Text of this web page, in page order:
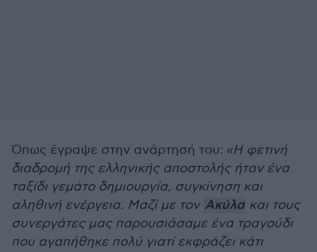
Όπως έγραψε στην ανάρτησή του: «Η φετινή
διαδρομή της ελληνικής αποστολής ήταν ένα
ταξίδι γεμάτο δημιουργία, συγκίνηση και
αληθινή ενέργεια. Μαζί με τον Ακύλα και τους
συνεργάτες μας παρουσιάσαμε ένα τραγούδι
που αγαπήθηκε πολύ γιατί εκφράζει κάτι